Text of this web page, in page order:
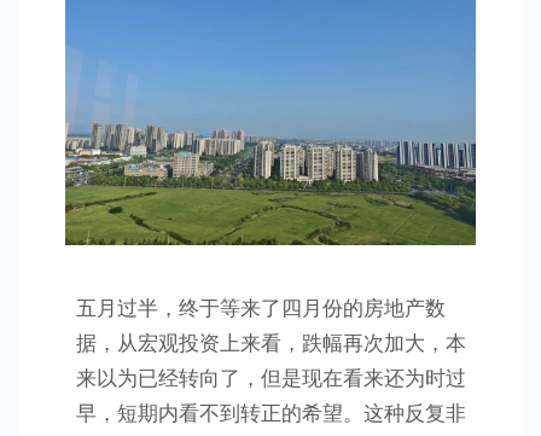
据
来
了
五月过半，终于等来了四月份的房地产数
据，从宏观投资上来看，跌幅再次加大，本
来以为已经转向了，但是现在看来还为时过
早，短期内看不到转正的希望。这种反复非